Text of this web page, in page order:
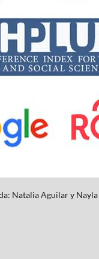
Natalia Aguilar y Nayla